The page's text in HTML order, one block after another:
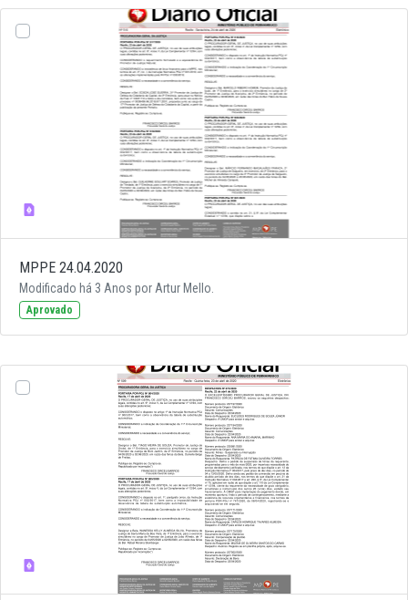
MPPE 24.04.2020
Modificado há 3 Anos por Artur Mello.
Aprovado